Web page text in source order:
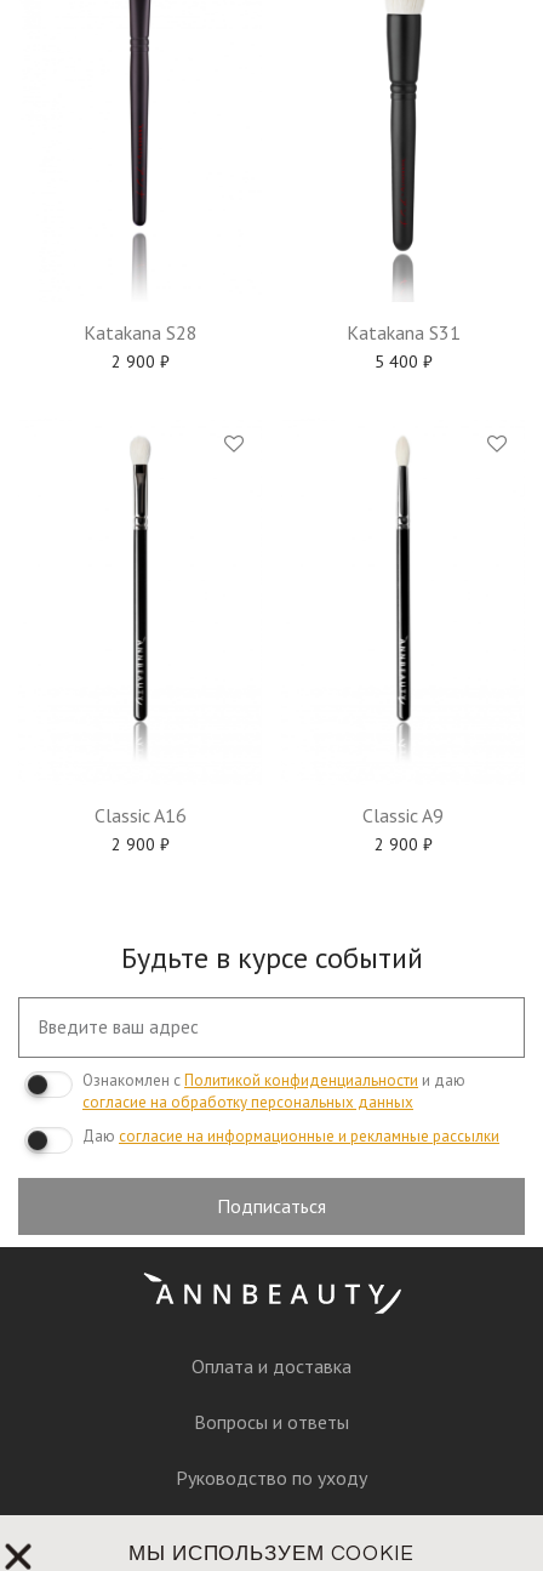
Katakana S28
2 900 ₽
Katakana S31
5 400 ₽
Classic A16
2 900 ₽
Classic A9
2 900 ₽
Будьте в курсе событий
Ознакомлен сПолитикой конфиденциальности и даю
согласие на обработку персональных данных
Даю согласие на информационные и рекламные рассылки
Подписаться
Оплата и доставка
Вопросы и ответы
Руководство по уходу
МЫ ИСПОЛЬЗУЕМ COOKIE